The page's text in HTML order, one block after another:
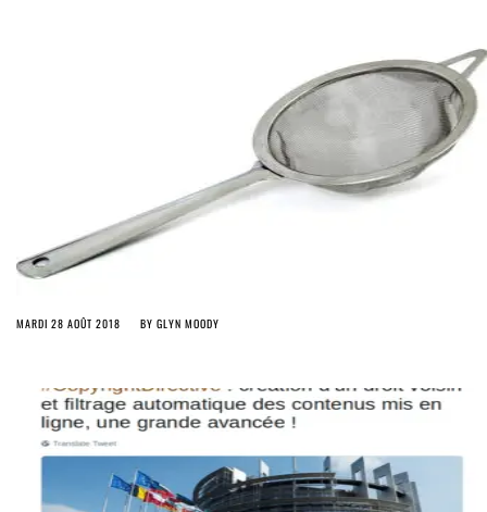
MARDI 28 AOÛT 2018 BY GLYN MOODY